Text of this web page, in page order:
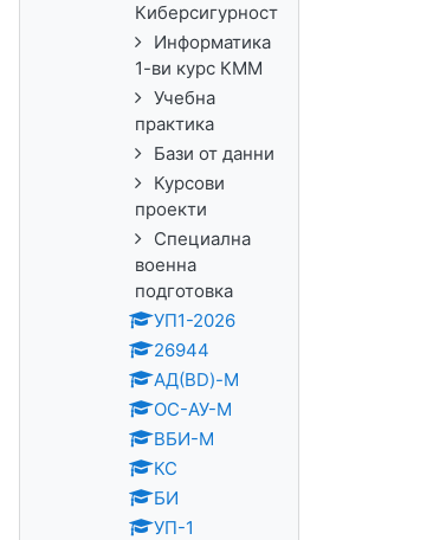
Киберсигурност
Информатика
1-ви курс КММ
Учебна
практика
Бази от данни
Курсови
проекти
Специална
военна
подготовка
УП1-2026
26944
АД(BD)-M
ОС-АУ-М
ВБИ-М
КС
БИ
УП-1